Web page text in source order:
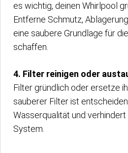
es wichtig, deinen Whirlpool
Entferne Schmutz,
eine saubere Grundlage für
schaffen.
4. Filter reinigen oder
Filter gründlich oder ersetze
sauberer Filter ist
Wasserqualität und
System.